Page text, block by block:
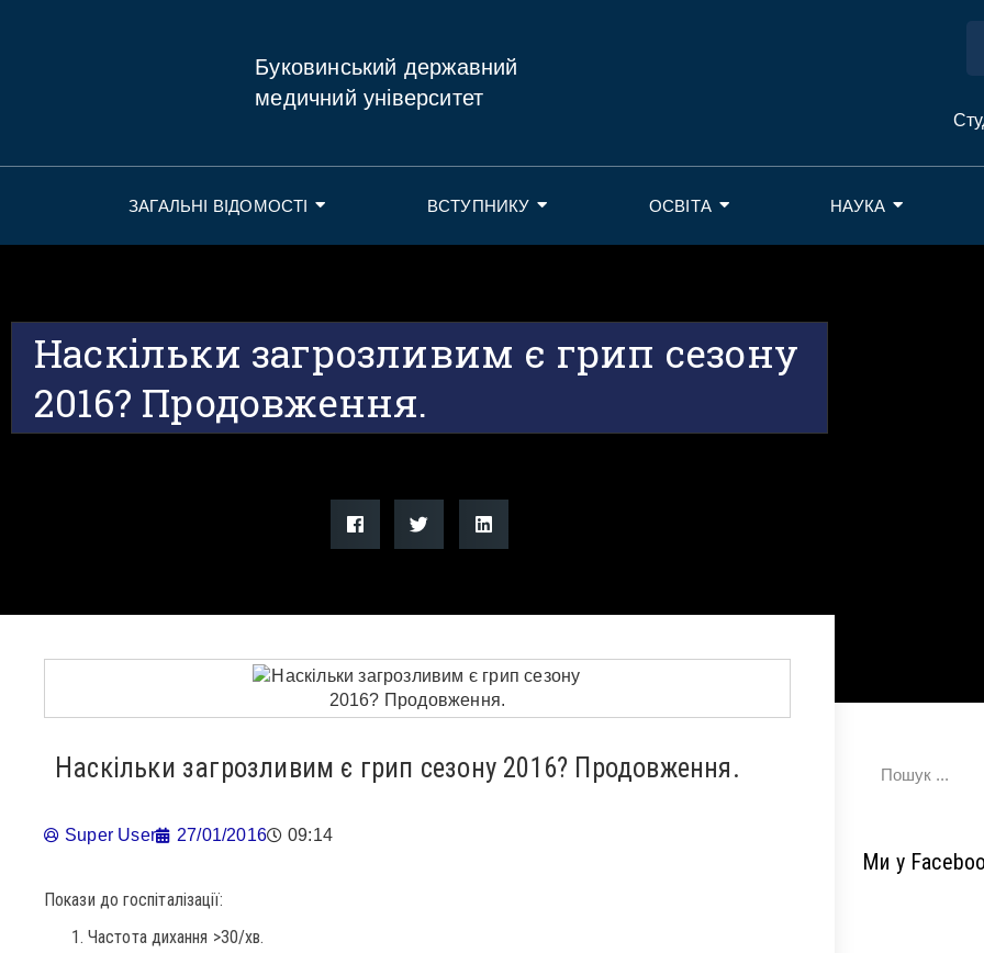
Буковинський державний
медичний університет
ЗАГАЛЬНІ ВІДОМОСТІ ВСТУПНИКУ ОСВІТА НАУКА
Наскільки загрозливим є грип сезону
2016? Продовження.
Наскільки загрозливим є грип сезону 2016? Продовження.
Super User 27/01/2016 09:14
Покази до госпіталізації:
Частота дихання >30/хв.
Ми у